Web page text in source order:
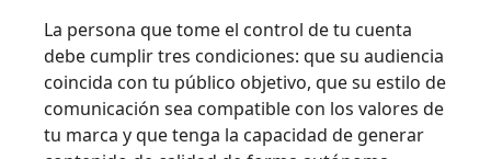
La persona que tome el control de tu cuenta
debe cumplir tres condiciones: que su audiencia
coincida con tu público objetivo, que su estilo de
comunicación sea compatible con los valores de
tu marca y que tenga la capacidad de generar